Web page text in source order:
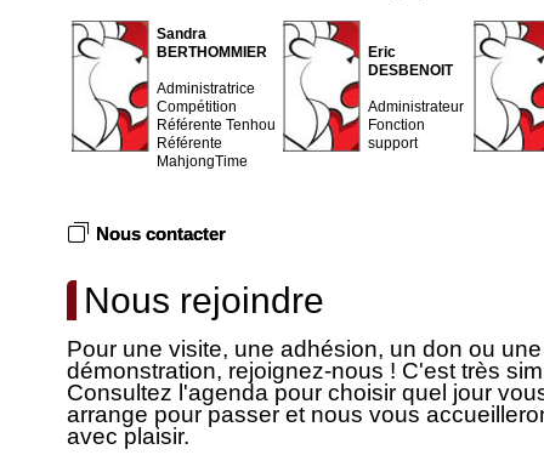
Sandra
BERTHOMMIER
Administratrice
Compétition
Référente Tenhou
Référente
MahjongTime
Eric
DESBENOIT
Administrateur
Fonction
support
Nous contacter
Nous rejoindre
Pour une visite, une adhésion, un don ou une
démonstration, rejoignez-nous ! C'est très
Consultez l'agenda pour choisir quel jour
arrange pour passer et nous vous
avec plaisir.